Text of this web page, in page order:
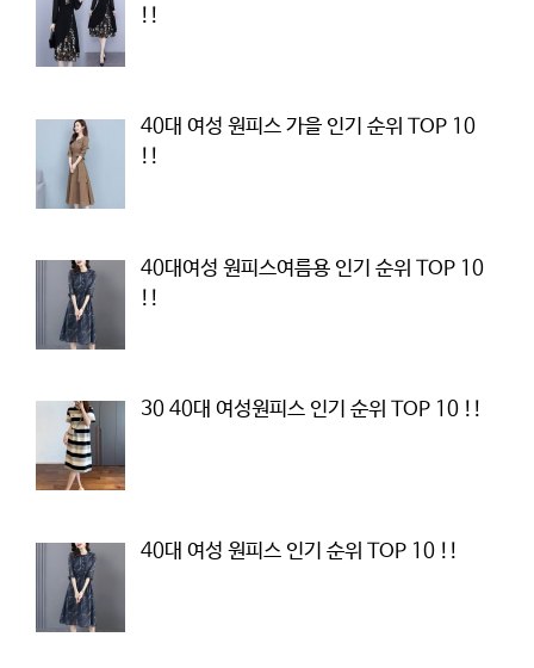
!!
40대 여성 원피스 가을 인기 순위 TOP 10
!!
40대여성 원피스여름용 인기 순위 TOP 10
!!
30 40대 여성원피스 인기 순위 TOP 10 !!
40대 여성 원피스 인기 순위 TOP 10 !!